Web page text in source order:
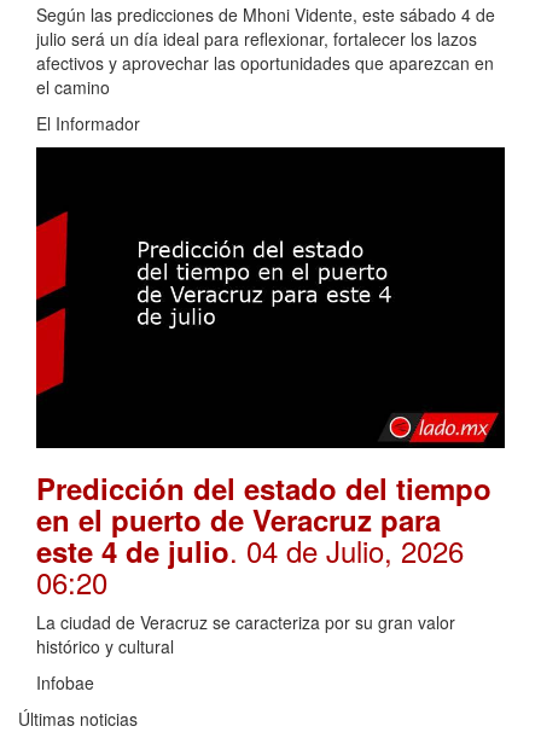
Según las predicciones de Mhoni Vidente, este sábado 4 de
julio será un día ideal para reflexionar, fortalecer los lazos
afectivos y aprovechar las oportunidades que aparezcan en
el camino
El Informador
Predicción del estado del tiempo
en el puerto de Veracruz para
este 4 de julio. 04 de Julio, 2026
06:20
La ciudad de Veracruz se caracteriza por su gran valor
histórico y cultural
Infobae
Últimas noticias